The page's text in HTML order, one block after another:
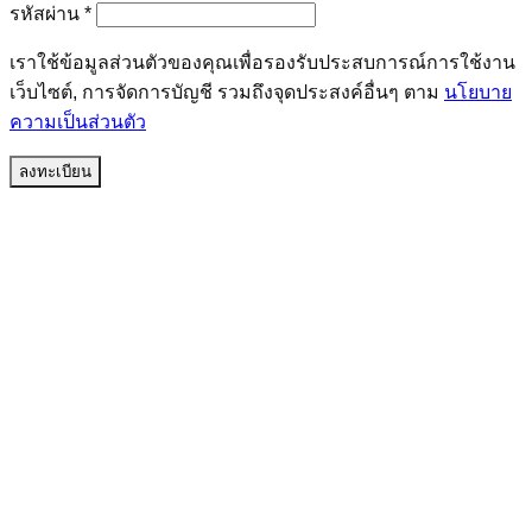
รหัสผ่าน *ต้องการ
เราใช้ข้อมูลส่วนตัวของคุณเพื่อรองรับประสบการณ์การใช้งาน
เว็บไซต์, การจัดการบัญชี รวมถึงจุดประสงค์อื่นๆ ตาม นโยบาย
ความเป็นส่วนตัว
ลงทะเบียน